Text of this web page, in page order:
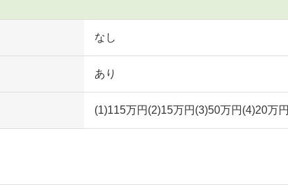
なし
あり
(1)115万円(2)15万円(3)50万円(4)20万円